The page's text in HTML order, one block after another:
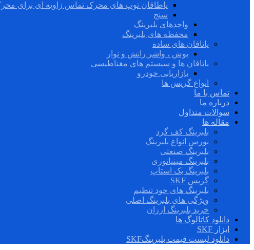
یاطاقان توپ های محرک تماس زاویه ای برای
سنج
واحدهای بلبرینگ
محفظه های بلبرینگ
یاتاقان های ساده
بوش ، واشر رانش و نوار
یاتاقان ها و سیستم های مغناطیسی
بازاریابی خودرو
انواع گریس ها
تماس با ما
درباره ما
سوالات متداول
مقاله ها
بلبرینگ کف گرد
بورس انواع بلبرینگ
بلبرینگ صنعتی
بلبرینگ مینیاتوری
بلبرینگ بک استاپ
گریس SKF
بلبرینگ های خود تنظیم
ویژگی های بلبرینگ اصلی
خرید بلبرینگ ارزان
دانلود کاتالوگ ها
ابزار SKF
دانلود لیست قیمت بلبرینگSKF